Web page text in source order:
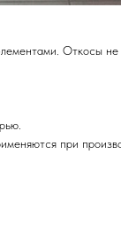
Откосы не
при